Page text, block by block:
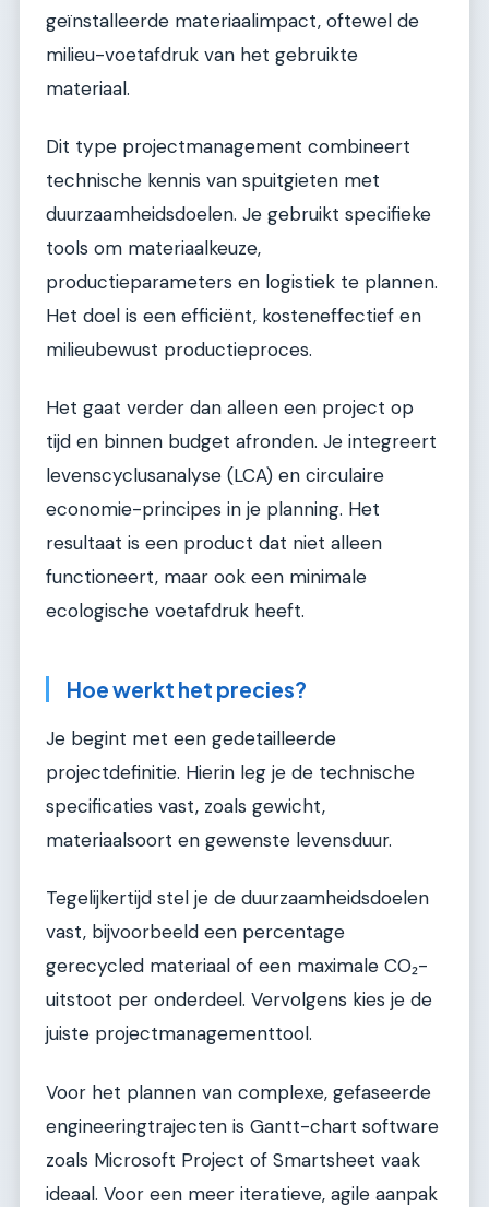
geïnstalleerde materiaalimpact, oftewel de
milieu-voetafdruk van het gebruikte
materiaal.
Dit type projectmanagement combineert
technische kennis van spuitgieten met
duurzaamheidsdoelen. Je gebruikt specifieke
tools om materiaalkeuze,
productieparameters en logistiek te plannen.
Het doel is een efficiënt, kosteneffectief en
milieubewust productieproces.
Het gaat verder dan alleen een project op
tijd en binnen budget afronden. Je integreert
levenscyclusanalyse (LCA) en circulaire
economie-principes in je planning. Het
resultaat is een product dat niet alleen
functioneert, maar ook een minimale
ecologische voetafdruk heeft.
Hoe werkt het precies?
Je begint met een gedetailleerde
projectdefinitie. Hierin leg je de technische
specificaties vast, zoals gewicht,
materiaalsoort en gewenste levensduur.
Tegelijkertijd stel je de duurzaamheidsdoelen
vast, bijvoorbeeld een percentage
gerecycled materiaal of een maximale CO₂-
uitstoot per onderdeel. Vervolgens kies je de
juiste projectmanagementtool.
Voor het plannen van complexe, gefaseerde
engineeringtrajecten is Gantt-chart software
zoals Microsoft Project of Smartsheet vaak
ideaal. Voor een meer iteratieve, agile aanpak